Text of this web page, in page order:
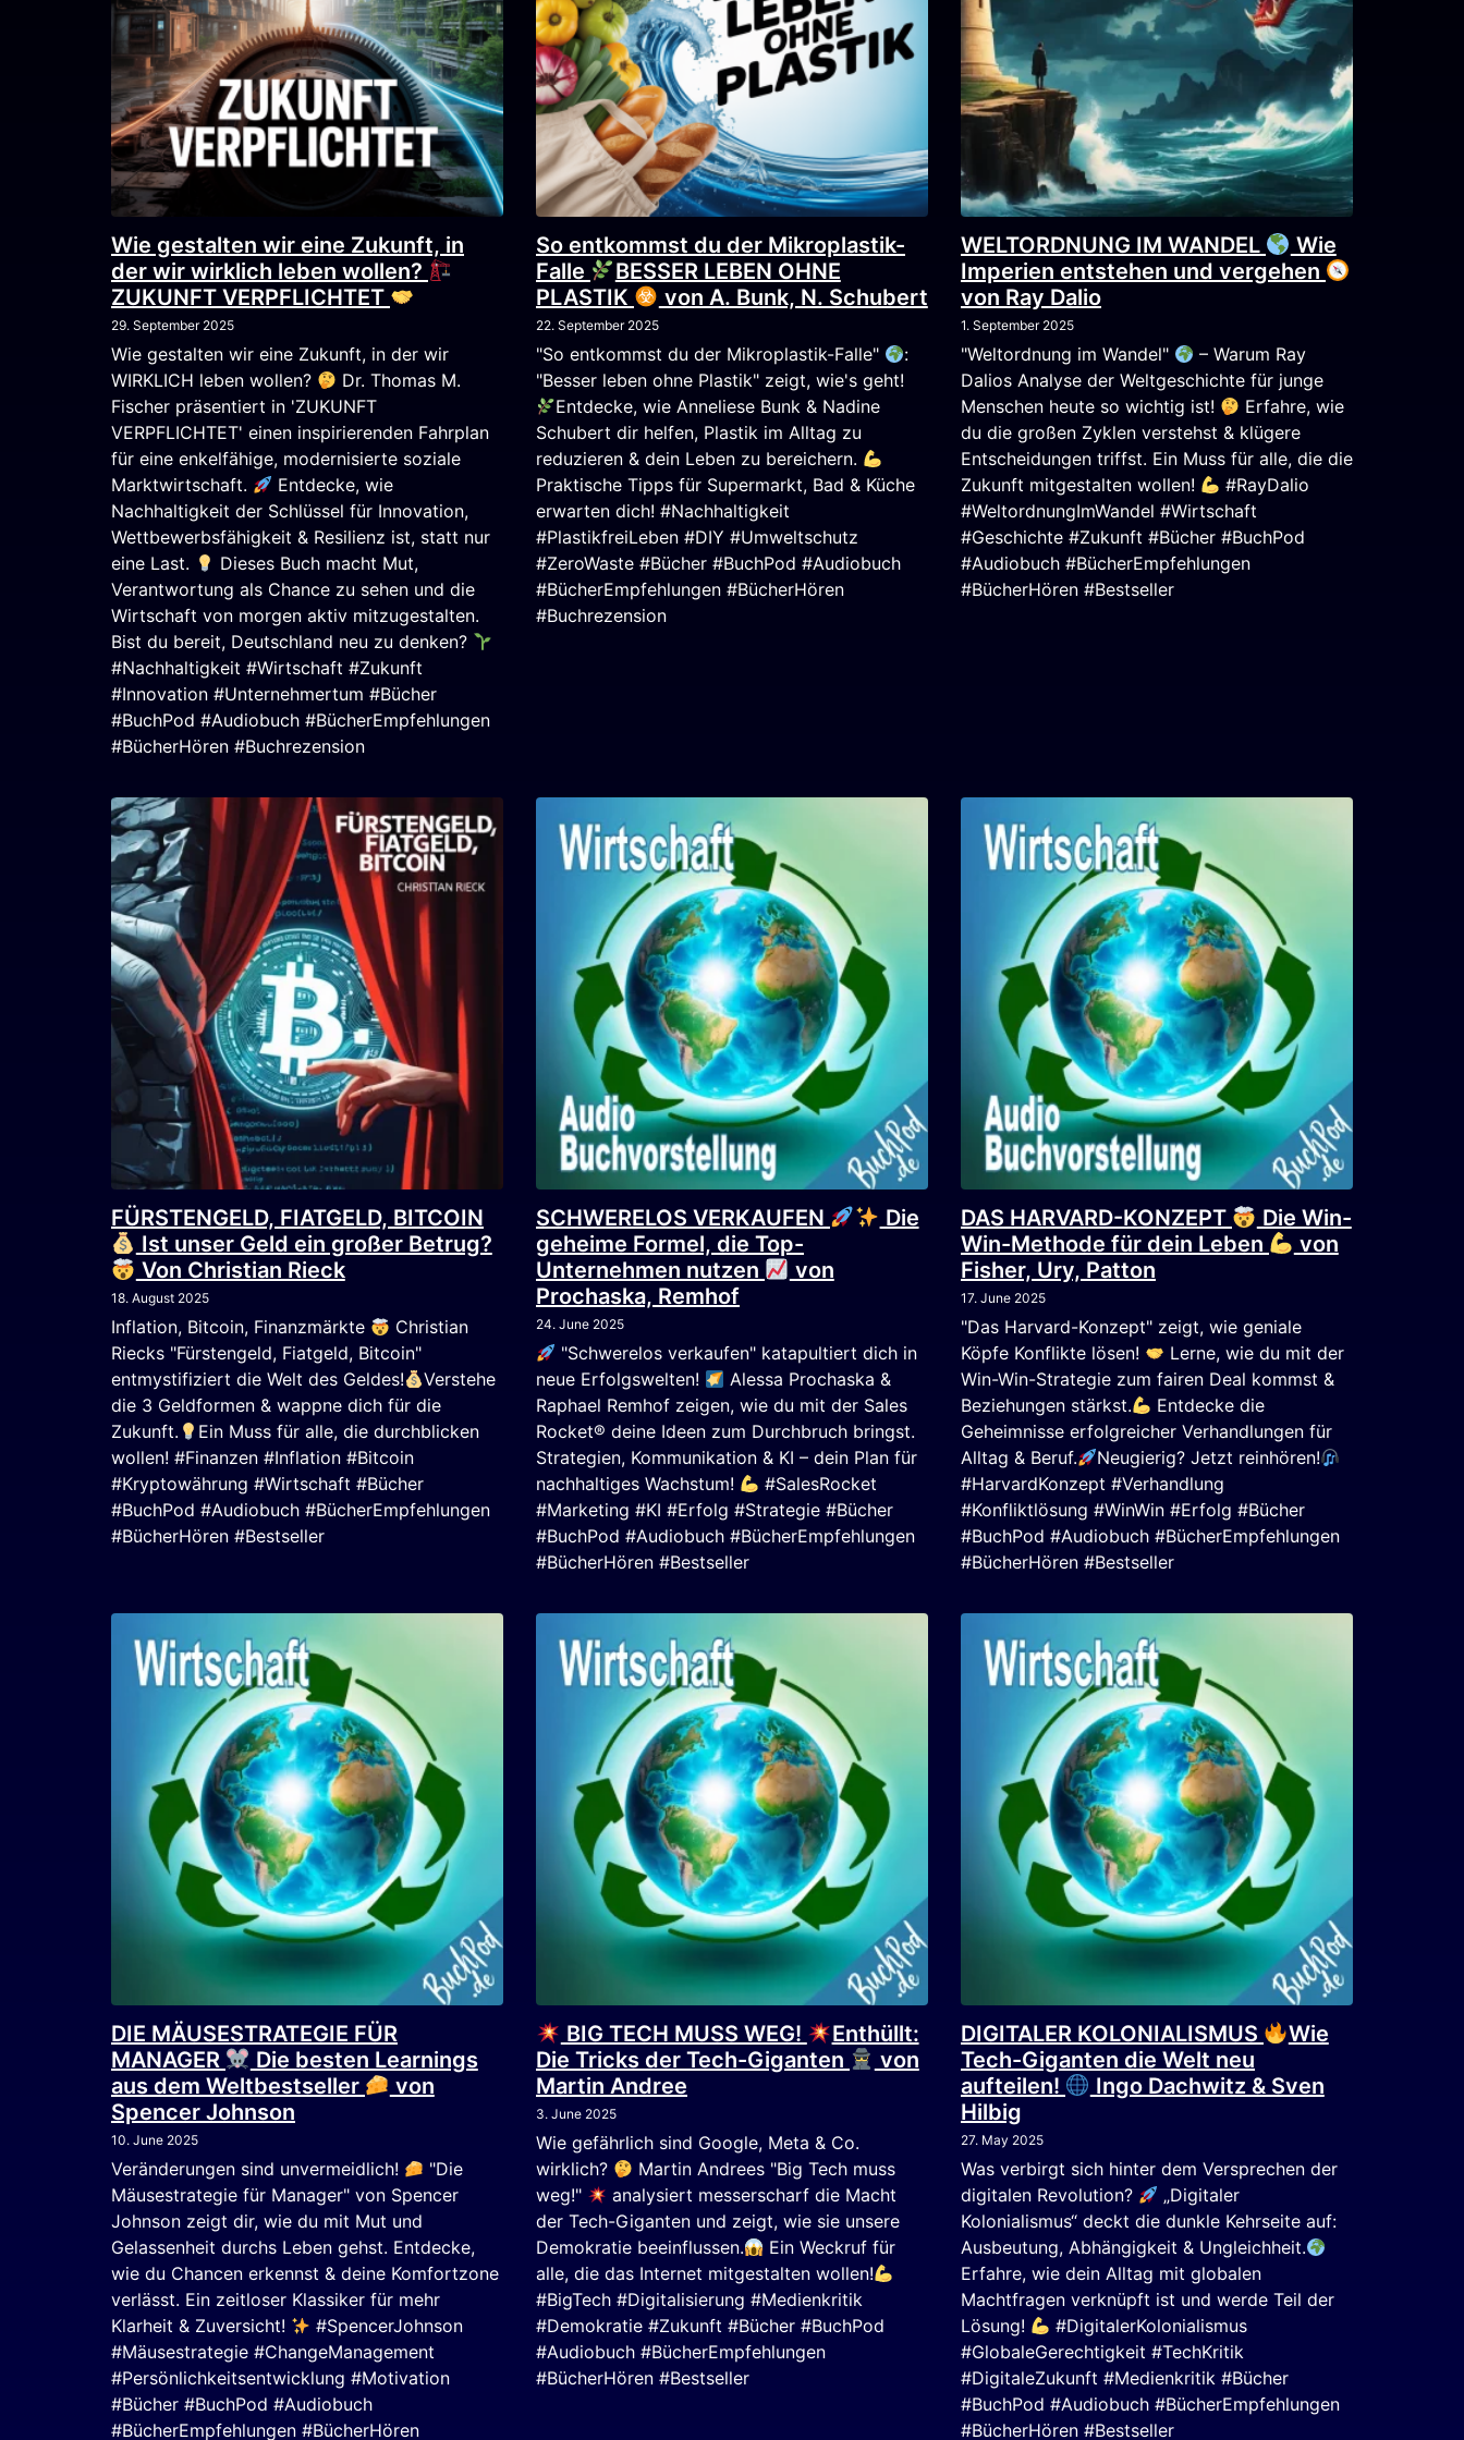
Wie gestalten wir eine Zukunft, in
der wir wirklich leben wollen?
ZUKUNFT VERPFLICHTET
29. September 2025
Wie gestalten wir eine Zukunft, in der wir
WIRKLICH leben wollen?
Dr. Thomas M.
Fischer präsentiert in 'ZUKUNFT
VERPFLICHTET' einen inspirierenden Fahrplan
für eine enkelfähige, modernisierte soziale
Marktwirtschaft.
Entdecke, wie
Nachhaltigkeit der Schlüssel für Innovation,
Wettbewerbsfähigkeit & Resilienz ist, statt nur
eine Last.
Dieses Buch macht Mut,
Verantwortung als Chance zu sehen und die
Wirtschaft von morgen aktiv mitzugestalten.
Bist du bereit, Deutschland neu zu denken?
#Nachhaltigkeit #Wirtschaft #Zukunft
#Innovation #Unternehmertum #Bücher
#BuchPod #Audiobuch #BücherEmpfehlungen
#BücherHören #Buchrezension
So entkommst du der Mikroplastik-
Falle
BESSER LEBEN OHNE
PLASTIK
von A. Bunk, N. Schubert
22. September 2025
"So entkommst du der Mikroplastik-Falle"
:
"Besser leben ohne Plastik" zeigt, wie's geht!
Entdecke, wie Anneliese Bunk & Nadine
Schubert dir helfen, Plastik im Alltag zu
reduzieren & dein Leben zu bereichern.
Praktische Tipps für Supermarkt, Bad & Küche
erwarten dich! #Nachhaltigkeit
#PlastikfreiLeben #DIY #Umweltschutz
#ZeroWaste #Bücher #BuchPod #Audiobuch
#BücherEmpfehlungen #BücherHören
#Buchrezension
WELTORDNUNG IM WANDEL
Wie
Imperien entstehen und vergehen
von Ray Dalio
1. September 2025
"Weltordnung im Wandel"
– Warum Ray
Dalios Analyse der Weltgeschichte für junge
Menschen heute so wichtig ist!
Erfahre, wie
du die großen Zyklen verstehst & klügere
Entscheidungen triffst. Ein Muss für alle, die die
Zukunft mitgestalten wollen!
#RayDalio
#WeltordnungImWandel #Wirtschaft
#Geschichte #Zukunft #Bücher #BuchPod
#Audiobuch #BücherEmpfehlungen
#BücherHören #Bestseller
FÜRSTENGELD, FIATGELD, BITCOIN
Ist unser Geld ein großer Betrug?
Von Christian Rieck
18. August 2025
Inflation, Bitcoin, Finanzmärkte
Christian
Riecks "Fürstengeld, Fiatgeld, Bitcoin"
entmystifiziert die Welt des Geldes!
Verstehe
die 3 Geldformen & wappne dich für die
Zukunft.
Ein Muss für alle, die durchblicken
wollen! #Finanzen #Inflation #Bitcoin
#Kryptowährung #Wirtschaft #Bücher
#BuchPod #Audiobuch #BücherEmpfehlungen
#BücherHören #Bestseller
SCHWERELOS VERKAUFEN
Die
geheime Formel, die Top-
Unternehmen nutzen
von
Prochaska, Remhof
24. June 2025
"Schwerelos verkaufen" katapultiert dich in
neue Erfolgswelten!
Alessa Prochaska &
Raphael Remhof zeigen, wie du mit der Sales
Rocket® deine Ideen zum Durchbruch bringst.
Strategien, Kommunikation & KI – dein Plan für
nachhaltiges Wachstum!
#SalesRocket
#Marketing #KI #Erfolg #Strategie #Bücher
#BuchPod #Audiobuch #BücherEmpfehlungen
#BücherHören #Bestseller
DAS HARVARD-KONZEPT
Die Win-
Win-Methode für dein Leben
von
Fisher, Ury, Patton
17. June 2025
"Das Harvard-Konzept" zeigt, wie geniale
Köpfe Konflikte lösen!
Lerne, wie du mit der
Win-Win-Strategie zum fairen Deal kommst &
Beziehungen stärkst.
Entdecke die
Geheimnisse erfolgreicher Verhandlungen für
Alltag & Beruf.
Neugierig? Jetzt reinhören!
#HarvardKonzept #Verhandlung
#Konfliktlösung #WinWin #Erfolg #Bücher
#BuchPod #Audiobuch #BücherEmpfehlungen
#BücherHören #Bestseller
DIE MÄUSESTRATEGIE FÜR
MANAGER
Die besten Learnings
aus dem Weltbestseller
von
Spencer Johnson
10. June 2025
Veränderungen sind unvermeidlich!
"Die
Mäusestrategie für Manager" von Spencer
Johnson zeigt dir, wie du mit Mut und
Gelassenheit durchs Leben gehst. Entdecke,
wie du Chancen erkennst & deine Komfortzone
verlässt. Ein zeitloser Klassiker für mehr
Klarheit & Zuversicht!
#SpencerJohnson
#Mäusestrategie #ChangeManagement
#Persönlichkeitsentwicklung #Motivation
#Bücher #BuchPod #Audiobuch
#BücherEmpfehlungen #BücherHören
BIG TECH MUSS WEG!
Enthüllt:
Die Tricks der Tech-Giganten
von
Martin Andree
3. June 2025
Wie gefährlich sind Google, Meta & Co.
wirklich?
Martin Andrees "Big Tech muss
weg!"
analysiert messerscharf die Macht
der Tech-Giganten und zeigt, wie sie unsere
Demokratie beeinflussen.
Ein Weckruf für
alle, die das Internet mitgestalten wollen!
#BigTech #Digitalisierung #Medienkritik
#Demokratie #Zukunft #Bücher #BuchPod
#Audiobuch #BücherEmpfehlungen
#BücherHören #Bestseller
DIGITALER KOLONIALISMUS
Wie
Tech-Giganten die Welt neu
aufteilen!
Ingo Dachwitz & Sven
Hilbig
27. May 2025
Was verbirgt sich hinter dem Versprechen der
digitalen Revolution?
„Digitaler
Kolonialismus“ deckt die dunkle Kehrseite auf:
Ausbeutung, Abhängigkeit & Ungleichheit.
Erfahre, wie dein Alltag mit globalen
Machtfragen verknüpft ist und werde Teil der
Lösung!
#DigitalerKolonialismus
#GlobaleGerechtigkeit #TechKritik
#DigitaleZukunft #Medienkritik #Bücher
#BuchPod #Audiobuch #BücherEmpfehlungen
#BücherHören #Bestseller